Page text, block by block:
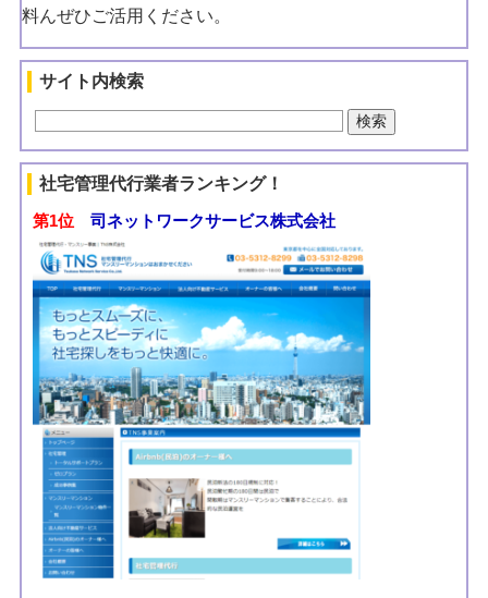
料んぜひご活用ください。
サイト内検索
社宅管理代行業者ランキング！
第1位 司ネットワークサービス株式会社